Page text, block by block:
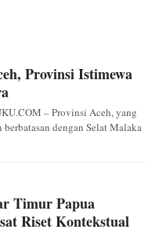
Provinsi Istimewa
– Provinsi Aceh, yang
dengan Selat Malaka
Timur Papua
Riset Kontekstual